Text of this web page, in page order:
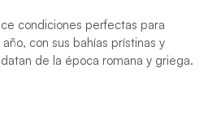
condiciones perfectas para
con sus bahías prístinas y
de la época romana y griega.